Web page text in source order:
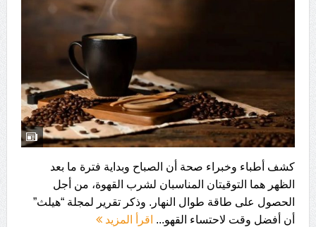
كشف أطباء وخبراء صحة أن الصباح وبداية فترة ما بعد
الظهر هما التوقيتان المناسبان لشرب القهوة، من أجل
الحصول على طاقة طوال النهار. وذكر تقرير لمجلة “هيلث”
أن أفضل وقت لاحتساء القهو... اقرأ المزيد